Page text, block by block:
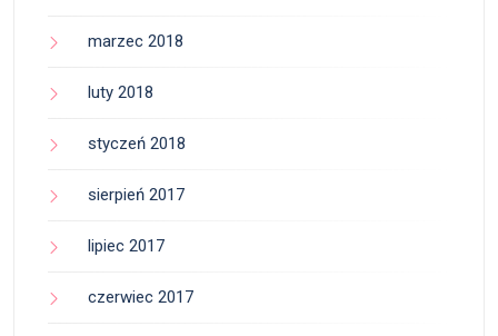
marzec 2018
luty 2018
styczeń 2018
sierpień 2017
lipiec 2017
czerwiec 2017